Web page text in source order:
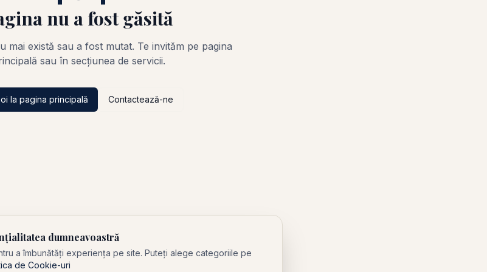
nu a fost găsită
mai există sau a fost mutat. Te invităm pe pagina
sau în secțiunea de servicii.
la pagina principală Contactează-ne
dumneavoastră
a îmbunătăți experiența pe site. Puteți alege categoriile pe
de Cookie-uri